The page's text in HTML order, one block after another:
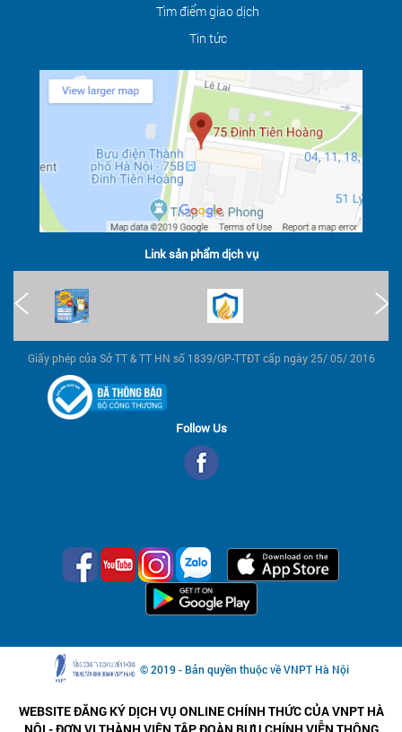
Tìm điểm giao dịch
Tin tức
Link sản phẩm dịch vụ
Giấy phép của Sở TT & TT HN số 1839/GP-TTĐT cấp ngày 25/ 05/ 2016
Follow Us
© 2019 - Bản quyền thuộc về VNPT Hà Nội
WEBSITE ĐĂNG KÝ DỊCH VỤ ONLINE CHÍNH THỨC CỦA VNPT HÀ